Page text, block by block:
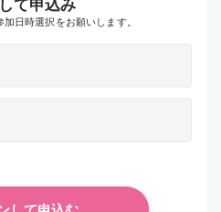
て申込み
日時選択をお願いします。